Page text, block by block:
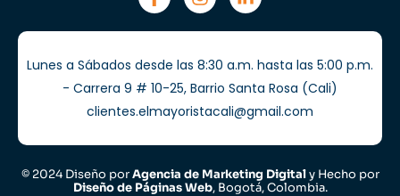
Lunes a Sábados desde las 8:30 a.m. hasta las 5:00 p.m.
- Carrera 9 # 10-25, Barrio Santa Rosa (Cali)
clientes.elmayoristacali@gmail.com
© 2024 Diseño porAgencia de Marketing Digitaly Hecho por
Diseño de Páginas Web, Bogotá, Colombia.